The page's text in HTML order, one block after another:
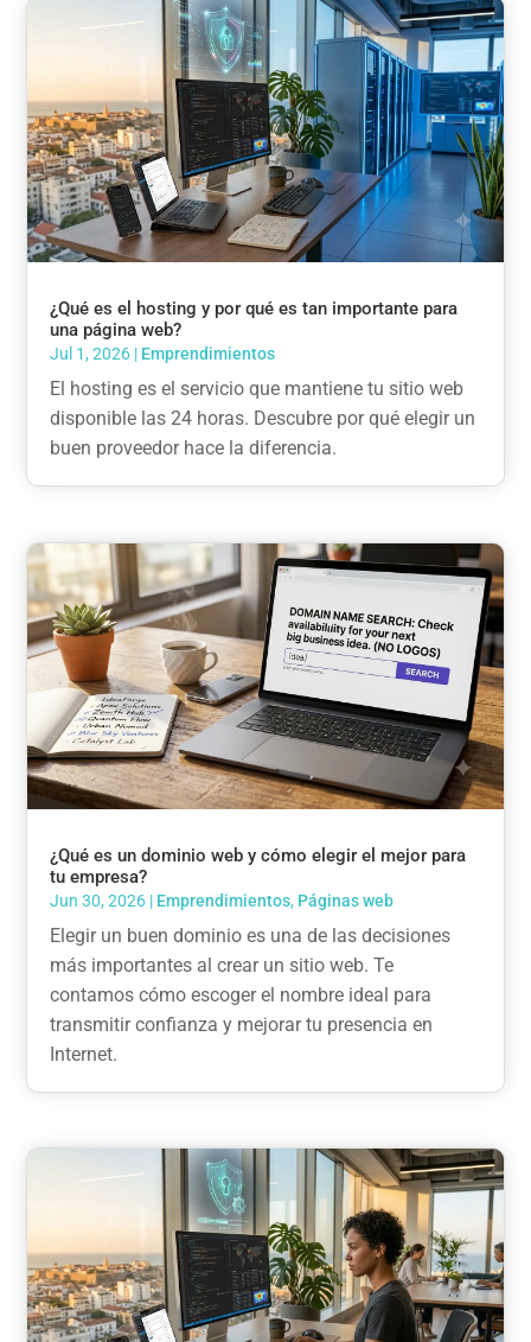
¿Qué es el hosting y por qué es tan importante para
una página web?
Jul 1, 2026 | Emprendimientos
El hosting es el servicio que mantiene tu sitio web
disponible las 24 horas. Descubre por qué elegir un
buen proveedor hace la diferencia.
¿Qué es un dominio web y cómo elegir el mejor para
tu empresa?
Jun 30, 2026 | Emprendimientos, Páginas web
Elegir un buen dominio es una de las decisiones
más importantes al crear un sitio web. Te
contamos cómo escoger el nombre ideal para
transmitir confianza y mejorar tu presencia en
Internet.